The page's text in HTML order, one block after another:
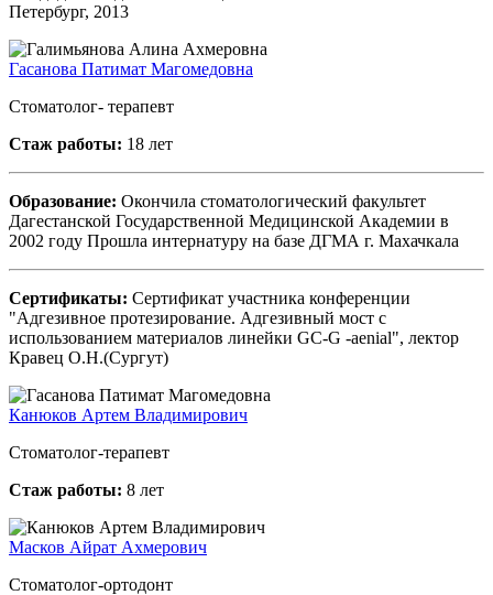
Петербург, 2013
Гасанова Патимат Магомедовна
Стоматолог- терапевт
Стаж работы: 18 лет
Образование: Окончила стоматологический факультет
Дагестанской Государственной Медицинской Академии в
2002 году Прошла интернатуру на базе ДГМА г. Махачкала
Сертификаты: Сертификат участника конференции
"Адгезивное протезирование. Адгезивный мост с
использованием материалов линейки GC-G -aenial", лектор
Кравец О.Н.(Сургут)
Канюков Артем Владимирович
Стоматолог-терапевт
Стаж работы: 8 лет
Масков Айрат Ахмерович
Стоматолог-ортодонт